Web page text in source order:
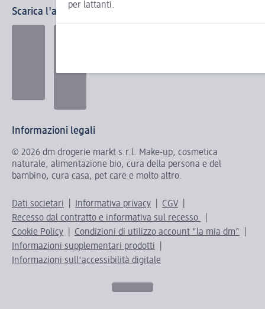
per lattanti.
Scarica l'app la mia dm
Informazioni legali
© 2026 dm drogerie markt s.r.l. Make-up, cosmetica
naturale, alimentazione bio, cura della persona e del
bambino, cura casa, pet care e molto altro.
Dati societari Informativa privacy
CGV
Recesso dal contratto e informativa sul recesso
Cookie Policy
Condizioni di utilizzo account "la mia dm"
Informazioni supplementari prodotti
Informazioni sull'accessibilità digitale